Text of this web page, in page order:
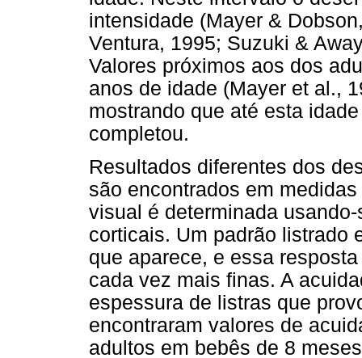
intensidade (Mayer &
Ventura, 1995; Suzuki &
Valores próximos aos dos
anos de idade (Mayer et al.,
mostrando que até esta
completou.
Resultados diferentes dos
são encontrados em
visual é determinada
corticais. Um padrão listrado
que aparece, e essa
cada vez mais finas. A
espessura de listras que
encontraram valores de
adultos em bebês de 8